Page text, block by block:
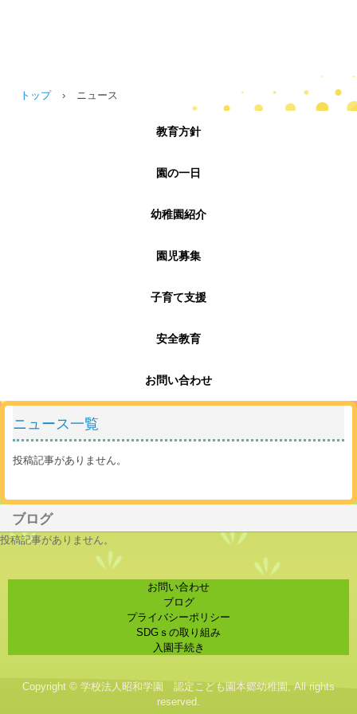
トップ › ニュース
教育方針
園の一日
幼稚園紹介
園児募集
子育て支援
安全教育
お問い合わせ
ニュース一覧
投稿記事がありません。
ブログ
投稿記事がありません。
お問い合わせ
ブログ
プライバシーポリシー
SDGｓの取り組み
入園手続き
Copyright © 学校法人昭和学園 認定こども園本郷幼稚園, All rights
reserved.